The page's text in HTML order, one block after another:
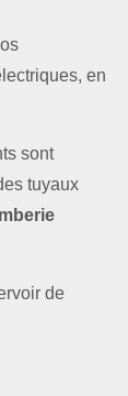
en
sont
tuyaux
de